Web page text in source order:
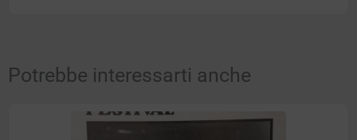
Potrebbe interessarti anche